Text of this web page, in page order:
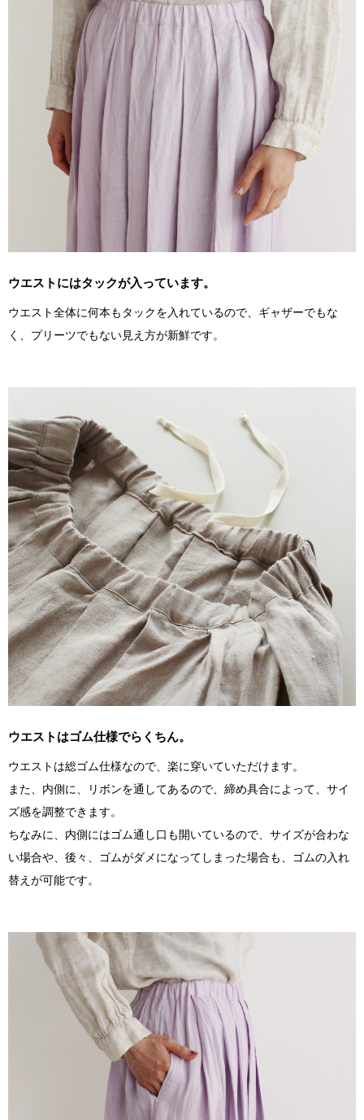
ウエストにはタックが入っています。
ウエスト全体に何本もタックを入れているので、ギャザーでもな
く、プリーツでもない見え方が新鮮です。
ウエストはゴム仕様でらくちん。
ウエストは総ゴム仕様なので、楽に穿いていただけます。
また、内側に、リボンを通してあるので、締め具合によって、サイ
ズ感を調整できます。
ちなみに、内側にはゴム通し口も開いているので、サイズが合わな
い場合や、後々、ゴムがダメになってしまった場合も、ゴムの入れ
替えが可能です。